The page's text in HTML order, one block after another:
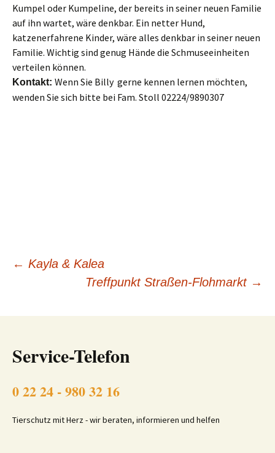
Kumpel oder Kumpeline, der bereits in seiner neuen Familie
auf ihn wartet, wäre denkbar. Ein netter Hund,
katzenerfahrene Kinder, wäre alles denkbar in seiner neuen
Familie. Wichtig sind genug Hände die Schmuseeinheiten
verteilen können.
Kontakt: Wenn Sie Billy gerne kennen lernen möchten,
wenden Sie sich bitte bei Fam. Stoll 02224/9890307
Beitragsnavigation
← Kayla & Kalea
Treffpunkt Straßen-Flohmarkt →
Service-Telefon
0 22 24 - 980 32 16
Tierschutz mit Herz - wir beraten, informieren und helfen